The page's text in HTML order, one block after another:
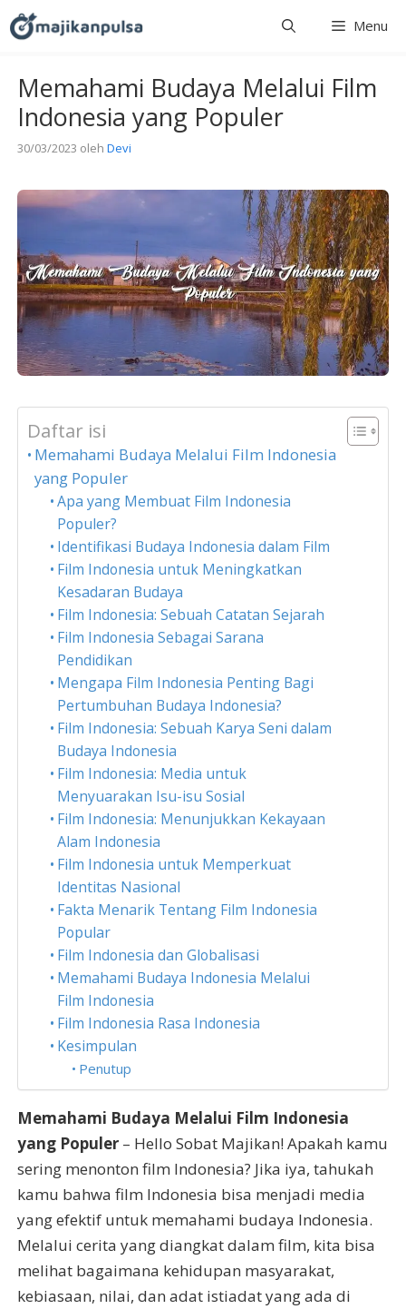
Langsung
ke
Menu
Memahami Budaya Melalui Film
Indonesia yang Populer
30/03/2023 oleh Devi
Daftar isi
Memahami Budaya Melalui Film Indonesia
yang Populer
Apa yang Membuat Film Indonesia
Populer?
Identifikasi Budaya Indonesia dalam Film
Film Indonesia untuk Meningkatkan
Kesadaran Budaya
Film Indonesia: Sebuah Catatan Sejarah
Film Indonesia Sebagai Sarana
Pendidikan
Mengapa Film Indonesia Penting Bagi
Pertumbuhan Budaya Indonesia?
Film Indonesia: Sebuah Karya Seni dalam
Budaya Indonesia
Film Indonesia: Media untuk
Menyuarakan Isu-isu Sosial
Film Indonesia: Menunjukkan Kekayaan
Alam Indonesia
Film Indonesia untuk Memperkuat
Identitas Nasional
Fakta Menarik Tentang Film Indonesia
Popular
Film Indonesia dan Globalisasi
Memahami Budaya Indonesia Melalui
Film Indonesia
Film Indonesia Rasa Indonesia
Kesimpulan
Penutup
Memahami Budaya Melalui Film Indonesia
yang Populer – Hello Sobat Majikan! Apakah kamu
sering menonton film Indonesia? Jika iya, tahukah
kamu bahwa film Indonesia bisa menjadi media
yang efektif untuk memahami budaya Indonesia.
Melalui cerita yang diangkat dalam film, kita bisa
melihat bagaimana kehidupan masyarakat,
kebiasaan, nilai, dan adat istiadat yang ada di